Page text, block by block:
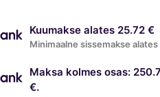
Kuumakse alates 25.72 €
Minimaalne sissemakse
Maksa kolmes osas:
€.